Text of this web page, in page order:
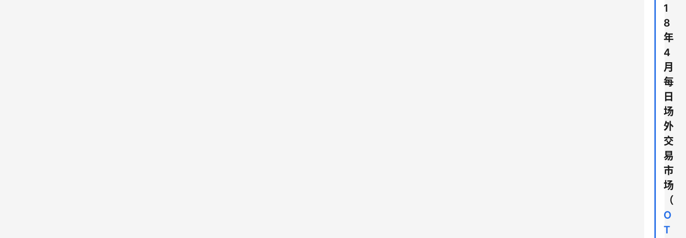
1
8
年
4
月
每
日
场
外
交
易
市
场
（
O
T